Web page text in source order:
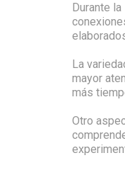
Durante
La
mayor
más
Otro